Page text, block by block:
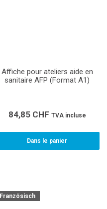
Affiche pour ateliers aide en
sanitaire AFP (Format A1)
84,85 CHF TVA incluse
Dans le panier
Französisch